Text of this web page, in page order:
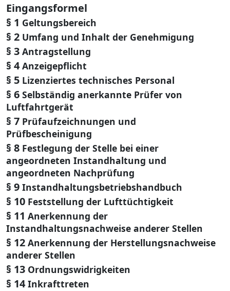
Eingangsformel
§ 1 Geltungsbereich
§ 2 Umfang und Inhalt der Genehmigung
§ 3 Antragstellung
§ 4 Anzeigepflicht
§ 5 Lizenziertes technisches Personal
§ 6 Selbständig anerkannte Prüfer von
Luftfahrtgerät
§ 7 Prüfaufzeichnungen und
Prüfbescheinigung
§ 8 Festlegung der Stelle bei einer
angeordneten Instandhaltung und
angeordneten Nachprüfung
§ 9 Instandhaltungsbetriebshandbuch
§ 10 Feststellung der Lufttüchtigkeit
§ 11 Anerkennung der
Instandhaltungsnachweise anderer Stellen
§ 12 Anerkennung der Herstellungsnachweise
anderer Stellen
§ 13 Ordnungswidrigkeiten
§ 14 Inkrafttreten